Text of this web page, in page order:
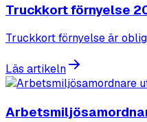
Truckkort förnyelse
Truckkort förnyelse är
Läs artikeln